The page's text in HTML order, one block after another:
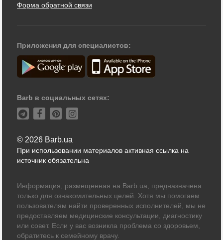
Форма обратной связи
Приложения для специалистов:
Barb в социальных сетях:
© 2026 Barb.ua
При использовании материалов активная ссылка на
источник обязательна
Информация, размещенная на Barb.ua, предназначена
только для ознакомительных целей. Хотя мы помогаем
пользователям найти проверенных исполнителей, мы не
предоставляем медицинские консультации, диагностику
или совет. Если у вас возникла проблема со здоровьем,
обратитесь к семейному врачу.